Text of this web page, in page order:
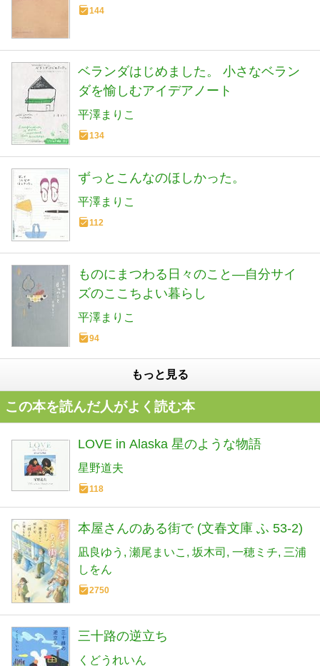
144
ベランダはじめました。 小さなベラン
ダを愉しむアイデアノート
平澤まりこ
134
ずっとこんなのほしかった。
平澤まりこ
112
ものにまつわる日々のこと―自分サイ
ズのここちよい暮らし
平澤まりこ
94
もっと見る
この本を読んだ人がよく読む本
LOVE in Alaska 星のような物語
星野道夫
118
本屋さんのある街で (文春文庫 ふ 53-2)
凪良ゆう 瀬尾まいこ 坂木司 一穂ミチ 三浦
しをん
2750
三十路の逆立ち
くどうれいん